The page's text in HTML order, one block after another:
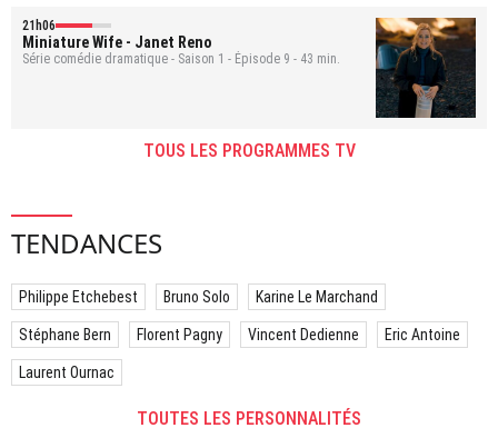
21h06
Miniature Wife - Janet Reno
Série comédie dramatique - Saison 1 - Épisode 9 - 43 min.
TOUS LES PROGRAMMES TV
TENDANCES
Philippe Etchebest Bruno Solo Karine Le Marchand
Stéphane Bern Florent Pagny Vincent Dedienne Eric Antoine
Laurent Ournac
TOUTES LES PERSONNALITÉS